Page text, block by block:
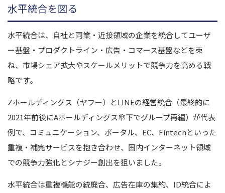
水平統合を図る
水平統合は、自社と同業・近接領域の企業を統合してユーザ
ー基盤・プロダクトライン・広告・コマース基盤などを束
ね、市場シェア拡大やスケールメリットで競争力を高める戦
略です。
Zホールディングス（ヤフー）とLINEの経営統合（最終的に
2021年前後にAホールディングス傘下でグループ再編）が代表
例で、コミュニケーション、ポータル、EC、Fintechといった
重複・補完サービスを抱き合わせ、国内インターネット領域
での競争力強化とシナジー創出を狙いました。
水平統合は重複機能の統廃合、広告在庫の集約、ID統合によ